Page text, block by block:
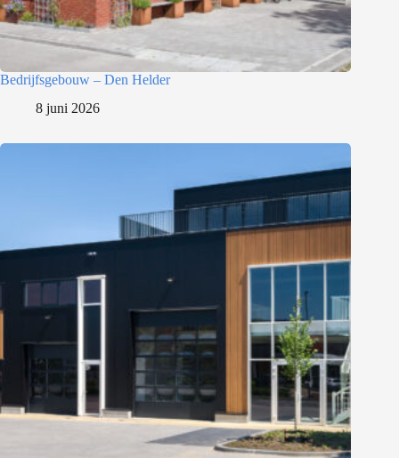
Bedrijfsgebouw – Den Helder
8 juni 2026